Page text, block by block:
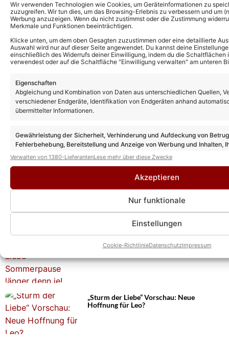
Wir verwenden Technologien wie Cookies, um Geräteinformationen zu
zuzugreifen. Wir tun dies, um das Browsing-Erlebnis zu verbessern und um
Werbung anzuzeigen. Wenn du nicht zustimmst oder die Zustimmung
Merkmale und Funktionen beeinträchtigen.
Klicke unten, um dem oben Gesagten zuzustimmen oder eine detaillierte
Auswahl wird nur auf dieser Seite angewendet. Du kannst deine
einschließlich des Widerrufs deiner Einwilligung, indem du die
verwendest oder auf die Schaltfläche "Einwilligung verwalten" am unteren
Eigenschaften
Abgleichung und Kombination von Daten aus unterschiedlichen Quellen,
verschiedener Endgeräte, Identifikation von Endgeräten anhand
übermittelter Informationen.
Gewährleistung der Sicherheit, Verhinderung und Aufdeckung von
Fehlerbehebung, Bereitstellung und Anzeige von Werbung und Inhalten,
Entscheidungen zum Datenschutz speichern und übermitteln.
Verwalten von 1380-LieferantenLese mehr über diese Zwecke
Akzeptieren
Nur funktionale
Einstellungen
Cookie-RichtlinieDatenschutzImpressum
Weitere News
„Sturm der Liebe“ Vorschau: So geht es
nach der Sommerpause in Folge 4614
weiter!
Neuzugänge in den neuen Folgen nach der
„Sturm der Liebe“ ab heute in
„Sturm der Liebe“ Vorschau: Neue
Hoffnung für Leo?